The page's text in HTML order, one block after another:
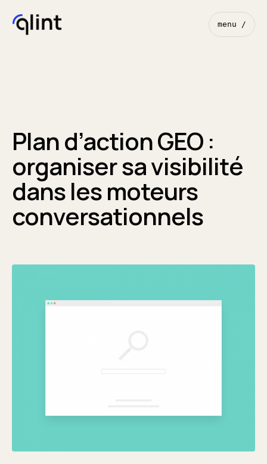
menu /
Plan d’action GEO :
organiser sa visibilité
dans les moteurs
conversationnels